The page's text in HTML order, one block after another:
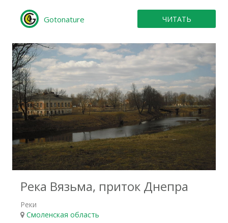
Gotonature ЧИТАТЬ
Река Вязьма, приток Днепра
Реки
Смоленская область